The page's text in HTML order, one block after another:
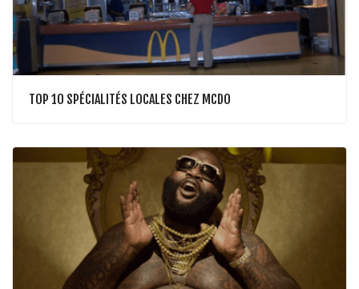
TOP 10 SPÉCIALITÉS LOCALES CHEZ MCDO